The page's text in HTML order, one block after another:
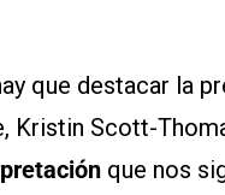
que destacar la
Kristin Scott-
que nos